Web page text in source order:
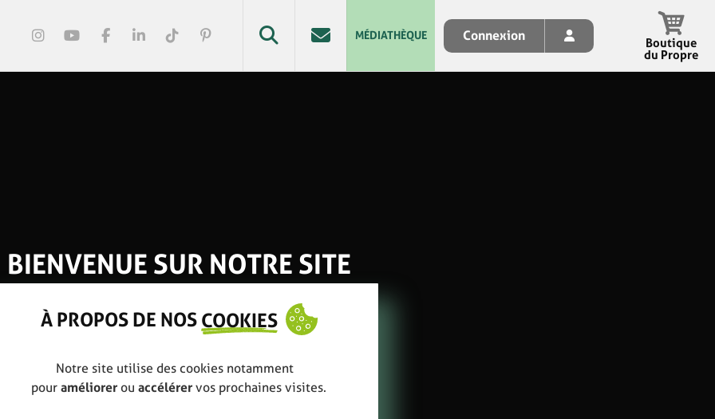
MÉDIATHÈQUE Connexion
Boutique
du Propre
BIENVENUE SUR NOTRE SITE
À PROPOS DE NOS COOKIES
Notre site utilise des cookies notamment
pour améliorer ou accélérer vos prochaines visites.